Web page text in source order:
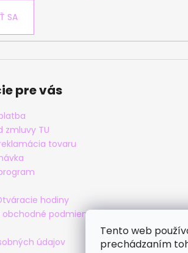
Tento web
prechádzaním
SA
pre vás
zmluvy TU
tovaru
hodiny
podmienky
údajov